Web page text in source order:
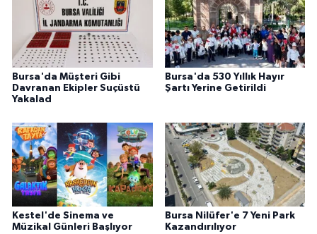
Bursa'da Müşteri Gibi
Davranan Ekipler Suçüstü
Yakalad
Bursa'da 530 Yıllık Hayır
Şartı Yerine Getirildi
Kestel'de Sinema ve
Müzikal Günleri Başlıyor
Bursa Nilüfer'e 7 Yeni Park
Kazandırılıyor